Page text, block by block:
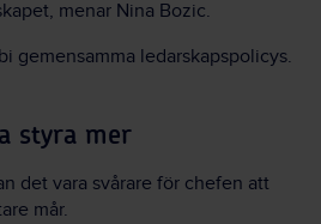
menar Nina Bozic.
gemensamma ledarskapspolicys.
styra mer
det vara svårare för chefen att
mår.